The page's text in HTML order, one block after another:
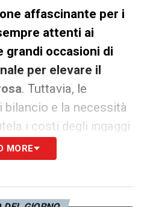
affascinante per i
attenti ai
grandi occasioni di
per elevare il
. Tuttavia, le
bilancio e la necessità
i costi degli ingaggi
la massima
TOP NEWS
MORE